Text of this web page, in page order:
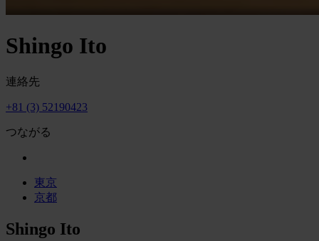
Shingo Ito
連絡先
+81 (3) 52190423
つながる
東京
京都
Shingo Ito